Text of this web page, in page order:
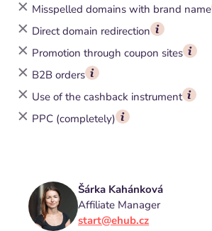
Misspelled domains with brand name
Direct domain redirection
Promotion through coupon sites
B2B orders
Use of the cashback instrument
PPC (completely)
Šárka Kahánková
Affiliate Manager
start@ehub.cz